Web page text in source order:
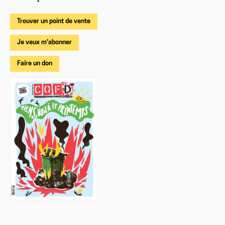
Trouver un point de vente
Je veux m'abonner
Faire un don